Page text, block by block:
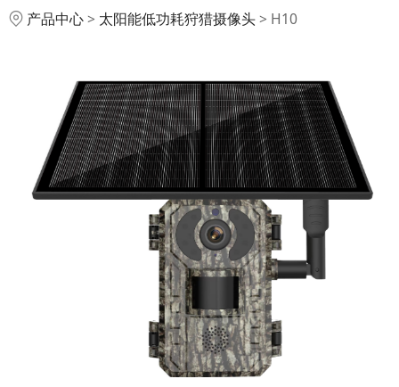
H10
产品中心> 太阳能低功耗狩猎摄像头> H10